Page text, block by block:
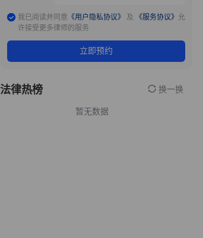
我已阅读并同意 《用户隐私协议》 及 《服务协议》 允
许接受更多律师的服务
立即预约
法律热榜 换一换
暂无数据